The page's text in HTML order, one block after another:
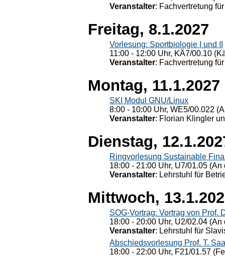
Veranstalter: Fachvertretung
Freitag, 8.1.2027
Vorlesung: Sportbiologie I und II
11:00 - 12:00 Uhr, KÄ7/00.10
Veranstalter: Fachvertretung
Montag, 11.1.2027
SKI Modul GNU/Linux
8:00 - 10:00 Uhr, WE5/00.022
Veranstalter: Florian Klingler
Dienstag,
Ringvorlesung Sustainable
18:00 - 21:00 Uhr, U7/01.05
Veranstalter: Lehrstuhl für
Mittwoch,
SOG-Vortrag: Vortrag von Prof.
18:00 - 20:00 Uhr, U2/02.04
Veranstalter: Lehrstuhl für
Abschiedsvorlesung Prof. T.
18:00 - 22:00 Uhr, F21/01.57